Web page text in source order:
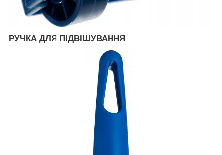
РУЧКА ДЛЯ ПІДВІШУВАННЯ